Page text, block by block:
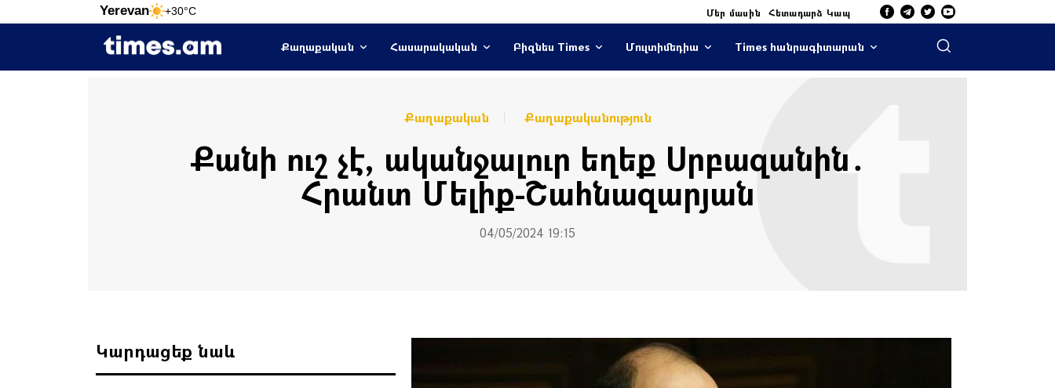
Yerevan +30°C Մեր մասին Հետադարձ Կապ
Քաղաքական Հասարակական Բիզնես Times Մուլտիմեդիա Times հանրագիտարան
Քաղաքական Քաղաքականություն
Քանի ուշ չէ, ականջալուր եղեք Սրբազանին․
Հրանտ Մելիք-Շահնազարյան
04/05/2024 19:15
Կարդացեք նաև